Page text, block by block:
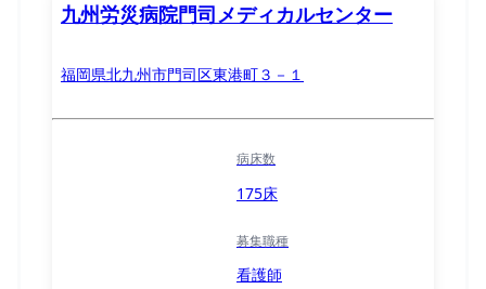
九州労災病院門司メディカルセンター
福岡県北九州市門司区東港町３－１
病床数
175床
募集職種
看護師